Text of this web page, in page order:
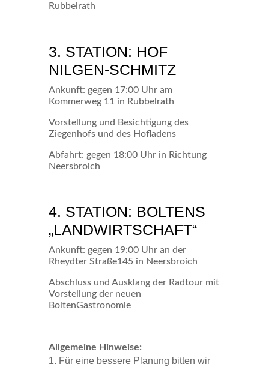
Rubbelrath
3. STATION: HOF
NILGEN-SCHMITZ
Ankunft: gegen 17:00 Uhr am
Kommerweg 11 in Rubbelrath
Vorstellung und Besichtigung des
Ziegenhofs und des Hofladens
Abfahrt: gegen 18:00 Uhr in Richtung
Neersbroich
4. STATION: BOLTENS
„LANDWIRTSCHAFT“
Ankunft: gegen 19:00 Uhr an der
Rheydter Straße145 in Neersbroich
Abschluss und Ausklang der Radtour mit
Vorstellung der neuen
BoltenGastronomie
Allgemeine Hinweise:
Für eine bessere Planung bitten wir